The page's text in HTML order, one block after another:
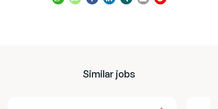
Similar jobs